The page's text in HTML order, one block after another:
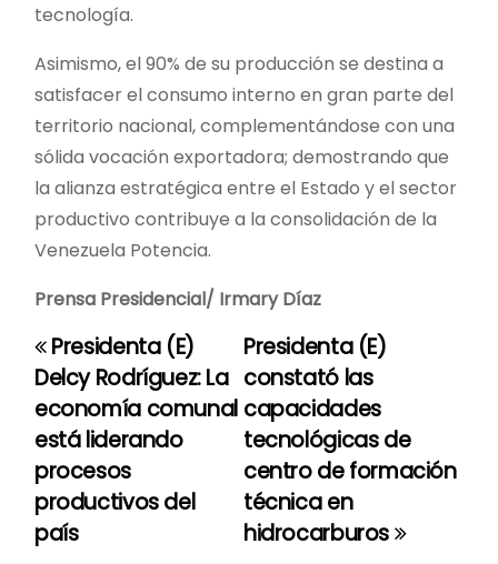
tecnología.
Asimismo, el 90% de su producción se destina a
satisfacer el consumo interno en gran parte del
territorio nacional, complementándose con una
sólida vocación exportadora; demostrando que
la alianza estratégica entre el Estado y el sector
productivo contribuye a la consolidación de la
Venezuela Potencia.
Prensa Presidencial/ Irmary Díaz
N
a
v
e
g
Presidenta (E)
constató las
capacidades
tecnológicas de
centro de formación
técnica en
hidrocarburos
Presidenta (E)
Delcy Rodríguez: La
economía comunal
está liderando
procesos
productivos del
país